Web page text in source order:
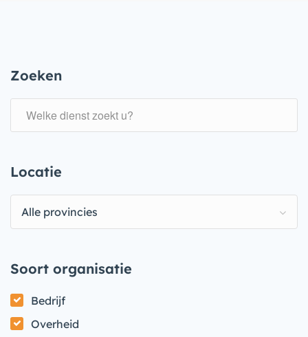
Zoeken
Locatie
Alle provincies
Soort organisatie
Bedrijf
Overheid